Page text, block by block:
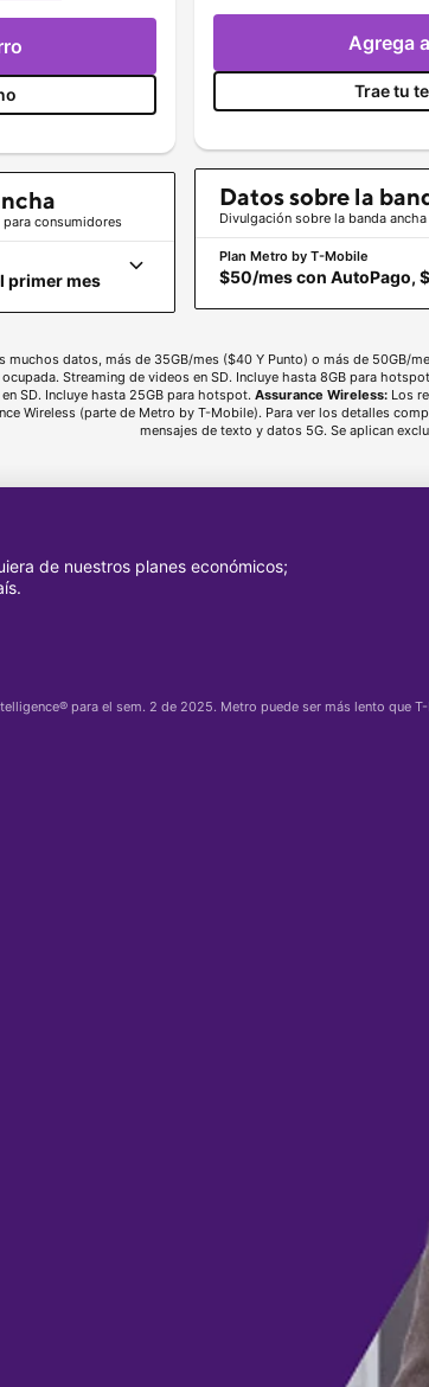
consumidores
primer mes
Agrega
Trae tu
Datos sobre la
Divulgación sobre la banda
Plan Metro by T-Mobile
$50/mes con AutoPago,
muchos datos, más de 35GB/mes ($40 Y Punto) o más de 50GB/
Streaming de videos en SD. Incluye hasta 8GB para
SD.​​​​​​​ Incluye hasta 25GB para hotspot. Assurance Wireless:Los
Wireless (parte de Metro by T-Mobile). Para ver los detalles
mensajes de texto y datos 5G. Se aplican
de nuestros planes económicos;
para el sem. 2 de 2025. Metro puede ser más lento que